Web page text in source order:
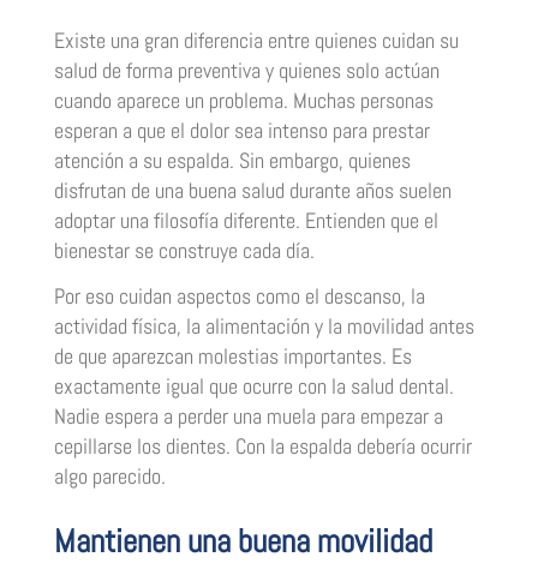
Existe una gran diferencia entre quienes cuidan su
salud de forma preventiva y quienes solo actúan
cuando aparece un problema. Muchas personas
esperan a que el dolor sea intenso para prestar
atención a su espalda. Sin embargo, quienes
disfrutan de una buena salud durante años suelen
adoptar una filosofía diferente. Entienden que el
bienestar se construye cada día.
Por eso cuidan aspectos como el descanso, la
actividad física, la alimentación y la movilidad antes
de que aparezcan molestias importantes. Es
exactamente igual que ocurre con la salud dental.
Nadie espera a perder una muela para empezar a
cepillarse los dientes. Con la espalda debería ocurrir
algo parecido.
Mantienen una buena movilidad